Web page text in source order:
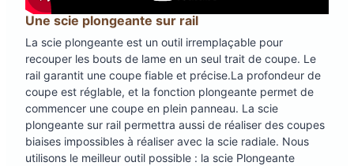
Une scie plongeante sur rail
La scie plongeante est un outil irremplaçable pour
recouper les bouts de lame en un seul trait de coupe. Le
rail garantit une coupe fiable et précise.La profondeur de
coupe est réglable, et la fonction plongeante permet de
commencer une coupe en plein panneau. La scie
plongeante sur rail permettra aussi de réaliser des coupes
biaises impossibles à réaliser avec la scie radiale. Nous
utilisons le meilleur outil possible : la scie Plongeante